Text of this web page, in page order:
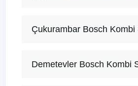
Çukurambar Bosch Kombi
Demetevler Bosch Kombi